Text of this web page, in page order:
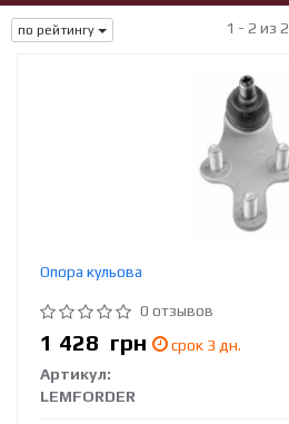
по рейтингу 1 - 2 из 2
Опора кульова
0 отзывов
1 428 грн
срок 3 дн.
Артикул:
LEMFORDER